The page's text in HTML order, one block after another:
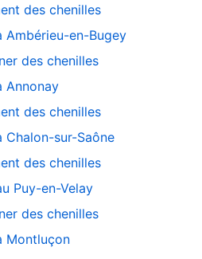
des chenilles
Ambérieu-en-Bugey
des chenilles
Annonay
des chenilles
Chalon-sur-Saône
des chenilles
Puy-en-Velay
des chenilles
Montluçon